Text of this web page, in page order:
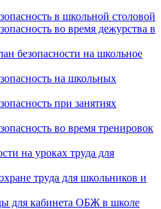
в школьной столовой
во время дежурства в
безопасности на школьное
на школьных
при занятиях
во время тренировок
на уроках труда для
труда для школьников и
для кабинета ОБЖ в школе